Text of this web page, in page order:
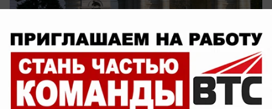
Самое интересное о жизни Кишинева и его